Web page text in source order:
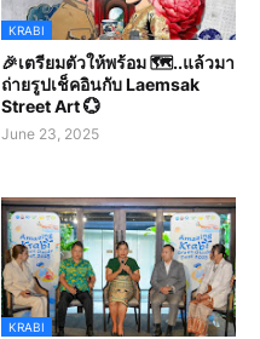
KRABI
🎉เตรียมตัวให้พร้อม 🗺️..แล้วมา
ถ่ายรูปเช็คอินกับ Laemsak
Street Art 💮
June 23, 2025
KRABI